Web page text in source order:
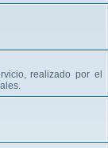
realizado por el